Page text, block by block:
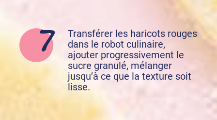
Transférer les haricots rouges
dans le robot culinaire,
ajouter progressivement le
sucre granulé, mélanger
jusqu’à ce que la texture soit
lisse.